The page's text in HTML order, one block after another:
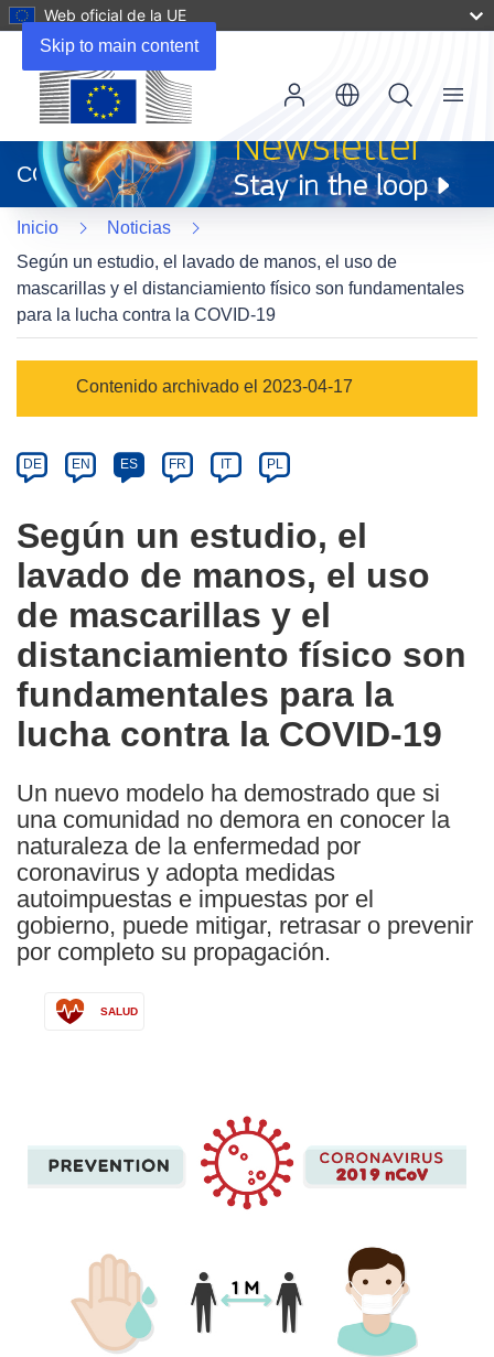
Skip to main content
Web oficial de la UE
abrirá
en
una
nueva
ventana)
CORDIS
Menu
Inicio
Noticias
Según un estudio, el lavado de manos, el uso de
mascarillas y el distanciamiento físico son fundamentales
para la lucha contra la COVID-19
Category
Contenido archivado el 2023-04-17
Article
available
the
following
languages:
DE EN ES FR IT PL
Según un estudio, el
lavado de manos, el uso
de mascarillas y el
distanciamiento físico son
fundamentales para la
lucha contra la COVID-19
Un nuevo modelo ha demostrado que si
una comunidad no demora en conocer la
naturaleza de la enfermedad por
coronavirus y adopta medidas
autoimpuestas e impuestas por el
gobierno, puede mitigar, retrasar o prevenir
por completo su propagación.
SALUD